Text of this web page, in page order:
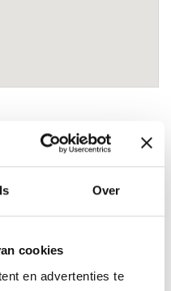
Over
cookies
en advertenties te